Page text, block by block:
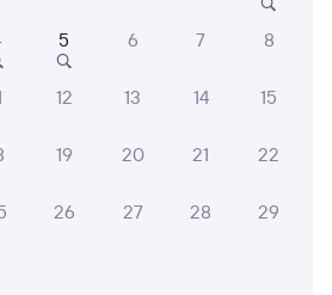
регистрации на сайте
на другую дату или
5 6 7 8
12 13 14 15
19 20 21 22
26 27 28 29